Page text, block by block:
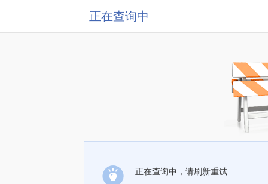
正在查询中
正在查询中，请刷新重试